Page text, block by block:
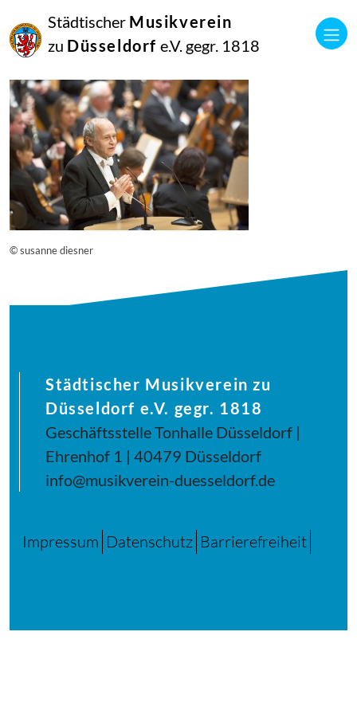
Städtischer Musikverein
zu Düsseldorf e.V. gegr. 1818
September
2014
Manfred Hill
© susanne diesner
Städtischer Musikverein zu
Düsseldorf e.V. gegr. 1818
Geschäftsstelle Tonhalle Düsseldorf |
Ehrenhof 1 | 40479 Düsseldorf
info@musikverein-duesseldorf.de
Impressum Datenschutz Barrierefreiheit